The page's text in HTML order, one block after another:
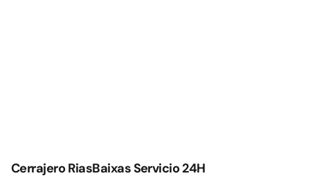
Cerrajero RiasBaixas Servicio 24H